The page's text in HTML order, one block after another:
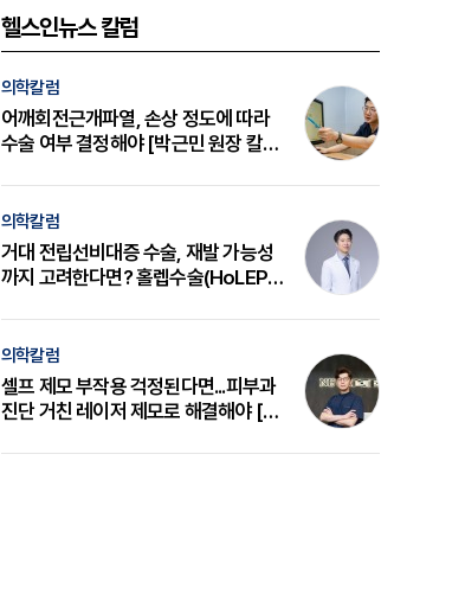
헬스인뉴스 칼럼
의학칼럼
어깨회전근개파열, 손상 정도에 따라
수술 여부 결정해야 [박근민 원장 칼
의학칼럼
거대 전립선비대증 수술, 재발 가능성
까지 고려한다면? 홀렙수술(HoLEP)
의학칼럼
셀프 제모 부작용 걱정된다면...피부과
진단 거친 레이저 제모로 해결해야 [변